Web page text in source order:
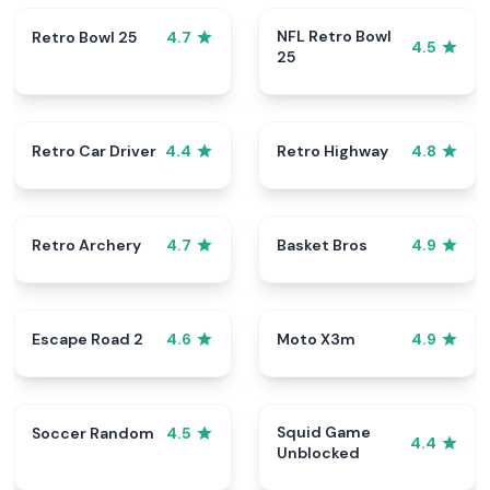
Retro Bowl 25 4.7
NFL Retro Bowl
25
4.5
Retro Car Driver 4.4 Retro Highway 4.8
Retro Archery 4.7 Basket Bros 4.9
Escape Road 2 4.6 Moto X3m 4.9
Soccer Random 4.5
Squid Game
Unblocked
4.4